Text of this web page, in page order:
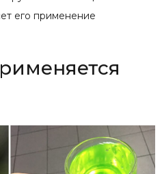
его применение